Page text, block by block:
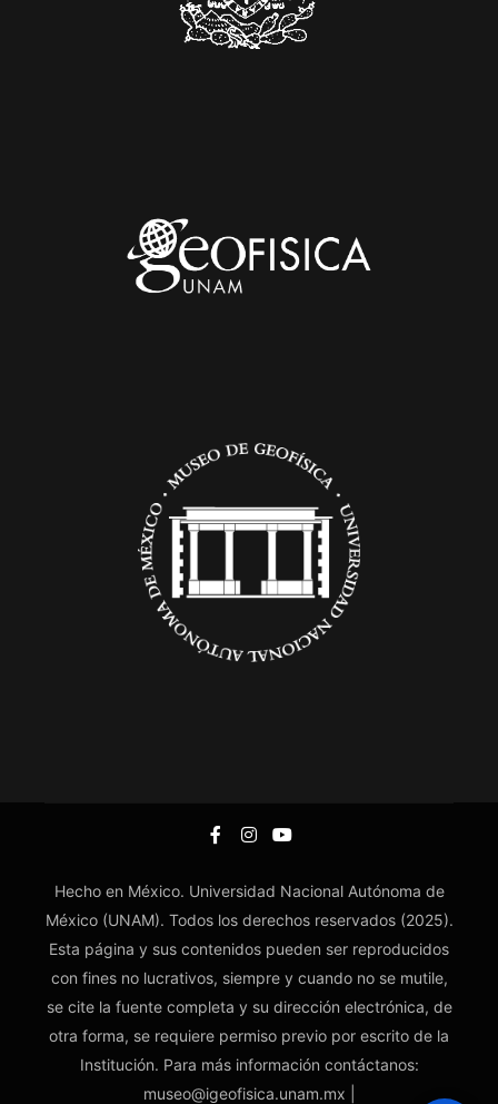
Hecho en México. Universidad Nacional Autónoma de
México (UNAM). Todos los derechos reservados (2025).
Esta página y sus contenidos pueden ser reproducidos
con fines no lucrativos, siempre y cuando no se mutile,
se cite la fuente completa y su dirección electrónica, de
otra forma, se requiere permiso previo por escrito de la
Institución. Para más información contáctanos:
museo@igeofisica.unam.mx |